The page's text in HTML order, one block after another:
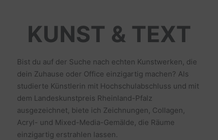
KUNST & TEXT
Bist du auf der Suche nach echten Kunstwerken, die
dein Zuhause oder Office einzigartig machen? Als
studierte Künstlerin mit Hochschulabschluss und mit
dem Landeskunstpreis Rheinland-Pfalz
ausgezeichnet, biete ich Zeichnungen, Collagen,
Acryl- und Mixed-Media-Gemälde, die Räume
einzigartig erstrahlen lassen.